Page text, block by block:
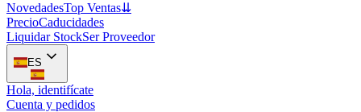
NovedadesTop Ventas⇊
PrecioCaducidades
Liquidar StockSer Proveedor
ES
Hola, identifícate
Cuenta y pedidos